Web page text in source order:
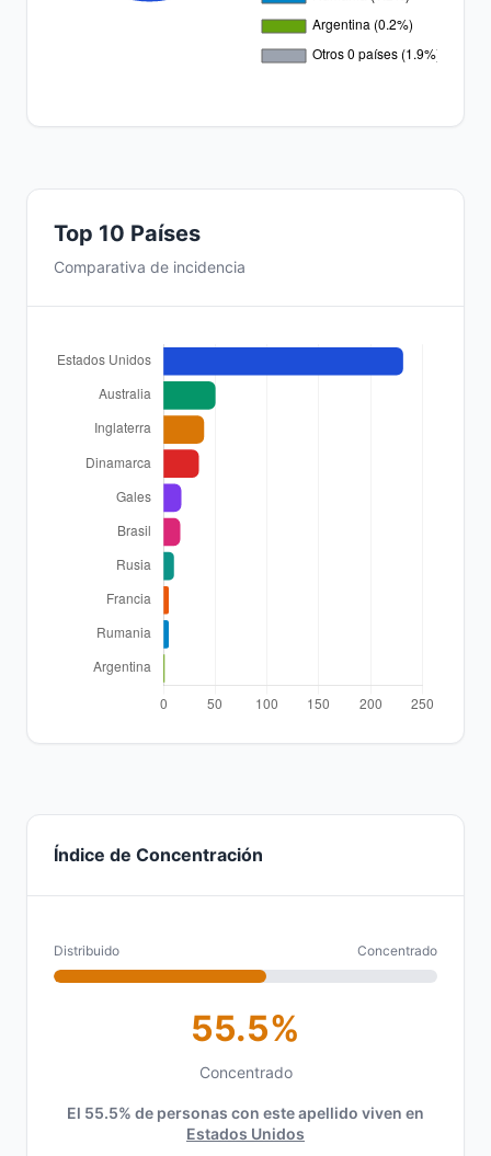
Top 10 Países
Comparativa de incidencia
Índice de Concentración
Distribuido Concentrado
55.5%
Concentrado
El 55.5% de personas con este apellido viven en
Estados Unidos